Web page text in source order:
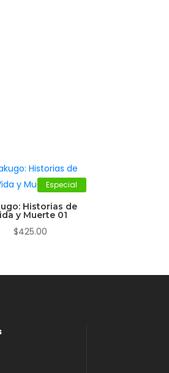
Especial
Historias de
y Muerte 01
$425.00